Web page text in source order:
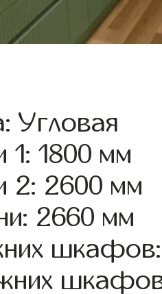
Угловая
1: 1800 мм
2: 2600 мм
2660 мм